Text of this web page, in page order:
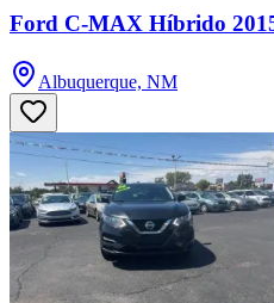
Ford C-MAX Híbrido
Albuquerque, NM